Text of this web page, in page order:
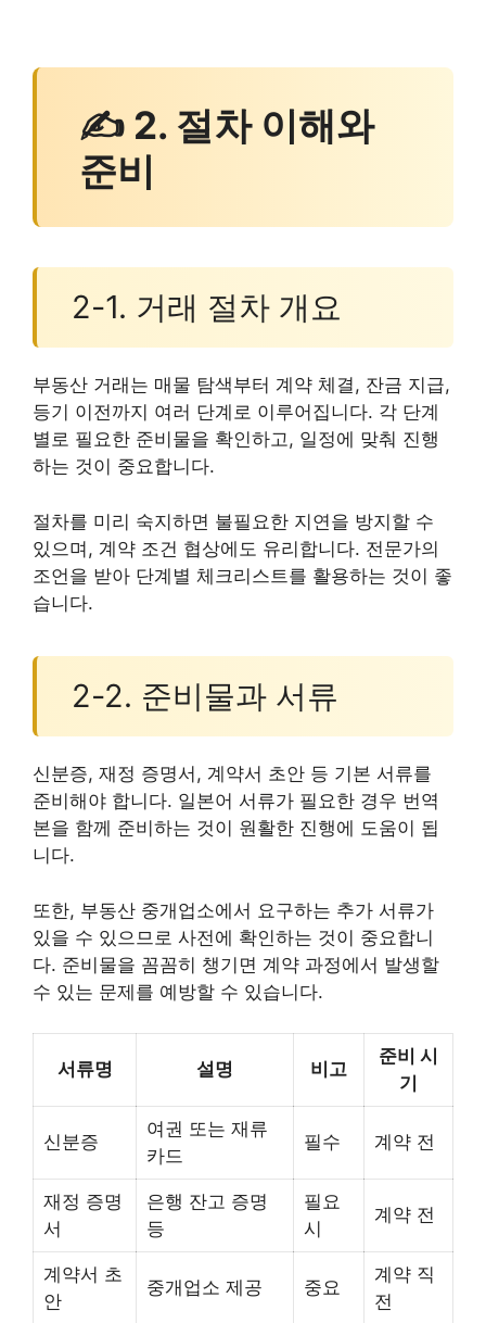
✍ 2. 절차 이해와
준비
2-1. 거래 절차 개요
부동산 거래는 매물 탐색부터 계약 체결, 잔금 지급,
등기 이전까지 여러 단계로 이루어집니다. 각 단계
별로 필요한 준비물을 확인하고, 일정에 맞춰 진행
하는 것이 중요합니다.
절차를 미리 숙지하면 불필요한 지연을 방지할 수
있으며, 계약 조건 협상에도 유리합니다. 전문가의
조언을 받아 단계별 체크리스트를 활용하는 것이 좋
습니다.
2-2. 준비물과 서류
신분증, 재정 증명서, 계약서 초안 등 기본 서류를
준비해야 합니다. 일본어 서류가 필요한 경우 번역
본을 함께 준비하는 것이 원활한 진행에 도움이 됩
니다.
또한, 부동산 중개업소에서 요구하는 추가 서류가
있을 수 있으므로 사전에 확인하는 것이 중요합니
다. 준비물을 꼼꼼히 챙기면 계약 과정에서 발생할
수 있는 문제를 예방할 수 있습니다.
서류명 설명 비고
준비 시
기
신분증
여권 또는 재류
카드
필수 계약 전
재정 증명
서
은행 잔고 증명
등
필요
시
계약 전
계약서 초
안
중개업소 제공 중요
계약 직
전